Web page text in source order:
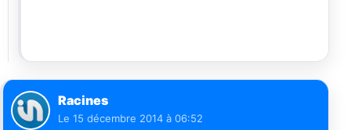
Racines
Le 15 décembre 2014 à 06:52